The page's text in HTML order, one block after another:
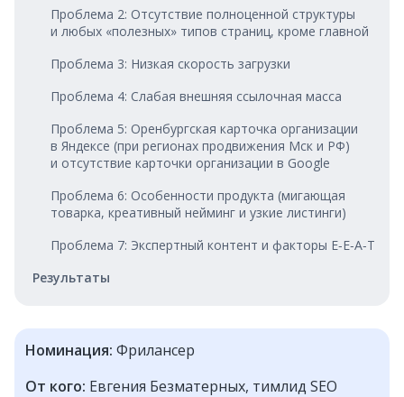
Проблема 2: Отсутствие полноценной структуры
и любых «полезных» типов страниц, кроме главной
Проблема 3: Низкая скорость загрузки
Проблема 4: Слабая внешняя ссылочная масса
Проблема 5: Оренбургская карточка организации
в Яндексе (при регионах продвижения Мск и РФ)
и отсутствие карточки организации в Google
Проблема 6: Особенности продукта (мигающая
товарка, креативный нейминг и узкие листинги)
Проблема 7: Экспертный контент и факторы E‑E‑A‑T
Результаты
Номинация: Фрилансер
От кого: Евгения Безматерных, тимлид SEO